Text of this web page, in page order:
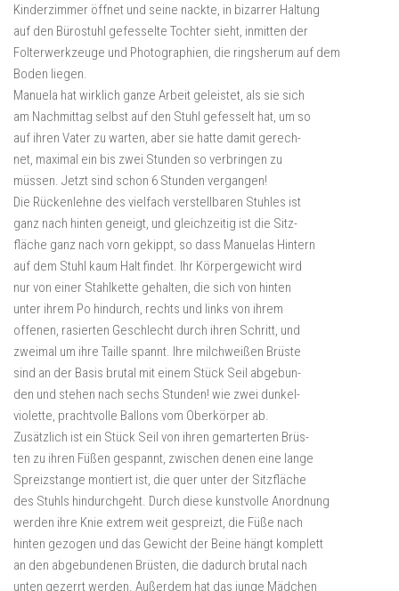
Kinderzimmer öffnet und seine nackte, in bizarrer Haltung
auf den Bürostuhl gefesselte Tochter sieht, inmitten der
Folterwerkzeuge und Photographien, die ringsherum auf dem
Boden liegen.
Manuela hat wirklich ganze Arbeit geleistet, als sie sich
am Nachmittag selbst auf den Stuhl gefesselt hat, um so
auf ihren Vater zu warten, aber sie hatte damit gerech-
net, maximal ein bis zwei Stunden so verbringen zu
müssen. Jetzt sind schon 6 Stunden vergangen!
Die Rückenlehne des vielfach verstellbaren Stuhles ist
ganz nach hinten geneigt, und gleichzeitig ist die Sitz-
fläche ganz nach vorn gekippt, so dass Manuelas Hintern
auf dem Stuhl kaum Halt findet. Ihr Körpergewicht wird
nur von einer Stahlkette gehalten, die sich von hinten
unter ihrem Po hindurch, rechts und links von ihrem
offenen, rasierten Geschlecht durch ihren Schritt, und
zweimal um ihre Taille spannt. Ihre milchweißen Brüste
sind an der Basis brutal mit einem Stück Seil abgebun-
den und stehen nach sechs Stunden! wie zwei dunkel-
violette, prachtvolle Ballons vom Oberkörper ab.
Zusätzlich ist ein Stück Seil von ihren gemarterten Brüs-
ten zu ihren Füßen gespannt, zwischen denen eine lange
Spreizstange montiert ist, die quer unter der Sitzfläche
des Stuhls hindurchgeht. Durch diese kunstvolle Anordnung
werden ihre Knie extrem weit gespreizt, die Füße nach
hinten gezogen und das Gewicht der Beine hängt komplett
an den abgebundenen Brüsten, die dadurch brutal nach
unten gezerrt werden. Außerdem hat das junge Mädchen